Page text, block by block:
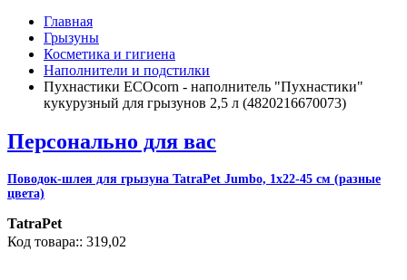
Главная
Грызуны
Косметика и гигиена
Наполнители и подстилки
Пухнастики ECOcorn - наполнитель "Пухнастики"
кукурузный для грызунов 2,5 л (4820216670073)
Персонально для вас
Поводок-шлея для грызуна TatraPet Jumbo, 1х22-45 см (разные
цвета)
TatraPet
319,02